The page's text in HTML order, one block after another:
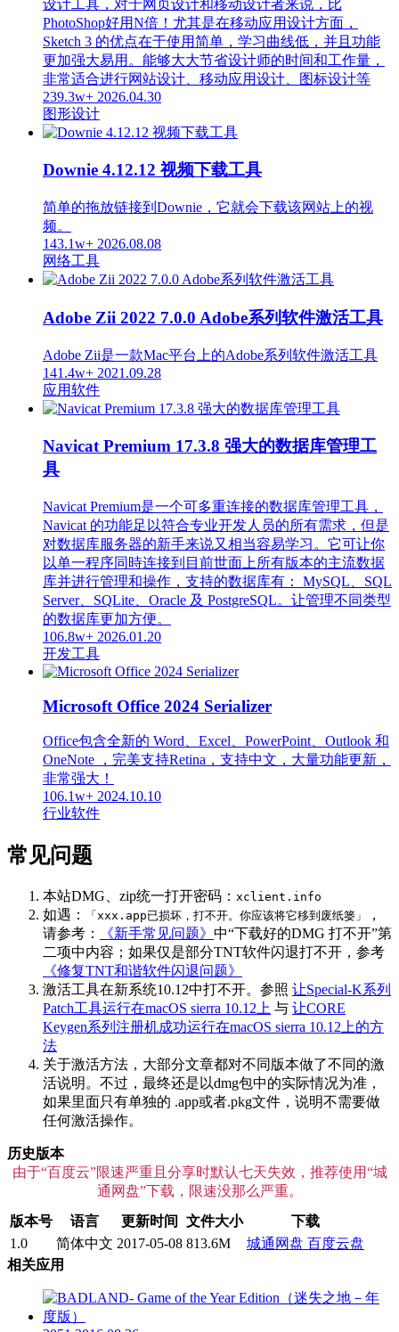
设计工具，对于网页设计和移动设计者来说，比
PhotoShop好用N倍！尤其是在移动应用设计方面，
Sketch 3 的优点在于使用简单，学习曲线低，并且功能
更加强大易用。能够大大节省设计师的时间和工作量，
非常适合进行网站设计、移动应用设计、图标设计等
239.3w+ 2026.04.30
图形设计
Downie 4.12.12 视频下载工具
简单的拖放链接到Downie，它就会下载该网站上的视
频。
143.1w+ 2026.08.08
网络工具
Adobe Zii 2022 7.0.0 Adobe系列软件激活工具
Adobe Zii是一款Mac平台上的Adobe系列软件激活工具
141.4w+ 2021.09.28
应用软件
Navicat Premium 17.3.8 强大的数据库管理工
具
Navicat Premium是一个可多重连接的数据库管理工具，
Navicat 的功能足以符合专业开发人员的所有需求，但是
对数据库服务器的新手来说又相当容易学习。它可让你
以单一程序同時连接到目前世面上所有版本的主流数据
库并进行管理和操作，支持的数据库有： MySQL、SQL
Server、SQLite、Oracle 及 PostgreSQL。让管理不同类型
的数据库更加方便。
106.8w+ 2026.01.20
开发工具
Microsoft Office 2024 Serializer
Office包含全新的 Word、Excel、PowerPoint、Outlook 和
OneNote ，完美支持Retina，支持中文，大量功能更新，
非常强大！
106.1w+ 2024.10.10
行业软件
常见问题
本站DMG、zip统一打开密码： xclient.info
如遇： 「xxx.app已损坏，打不开。你应该将它移到废纸篓」
，
请参考：
《新手常见问题》 中“下载好的DMG 打不开”第
二项中内容；如果仅是部分TNT软件闪退打不开，参考
《修复TNT和谐软件闪退问题》
激活工具在新系统10.12中打不开。参照 让Special-K系列
Patch工具运行在macOS sierra 10.12上 与 让CORE
Keygen系列注册机成功运行在macOS sierra 10.12上的方
法
关于激活方法，大部分文章都对不同版本做了不同的激
活说明。不过，最终还是以dmg包中的实际情况为准，
如果里面只有单独的 .app或者.pkg文件，说明不需要做
任何激活操作。
历史版本
由于“百度云”限速严重且分享时默认七天失效，推荐使用“城
通网盘”下载，限速没那么严重。
版本号
语言 更新时间 文件大小
下载
1.0
简体中文 2017-05-08 813.6M 城通网盘 百度云盘
相关应用